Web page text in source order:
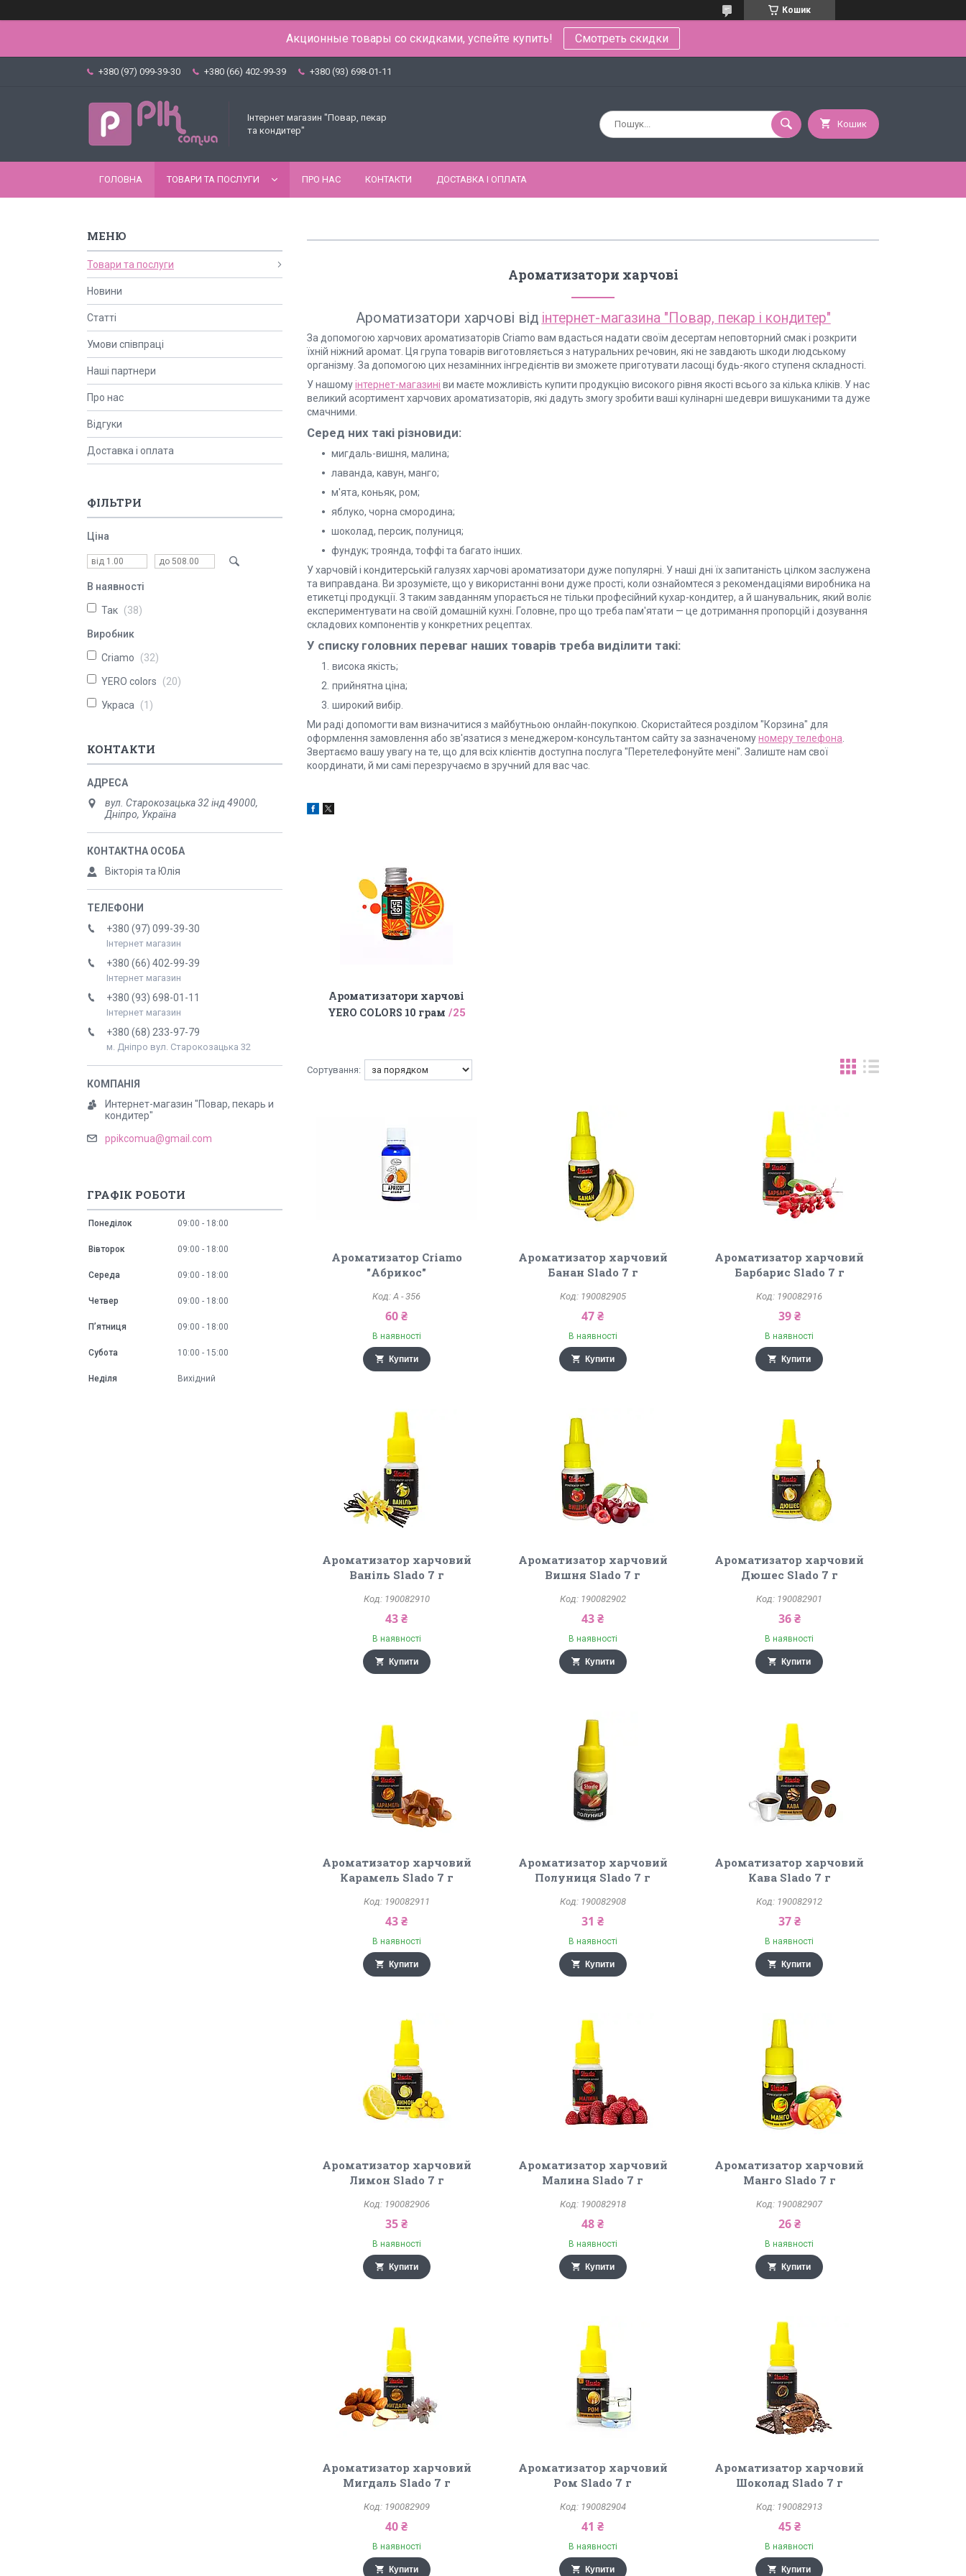
Кошик
Акционные товары со скидками, успейте купить! Смотреть скидки
+380 (97) 099-39-30 +380 (66) 402-99-39 +380 (93) 698-01-11
Інтернет магазин "Повар, пекар
та кондитер"
Кошик
ГОЛОВНА ТОВАРИ ТА ПОСЛУГИ ПРО НАС КОНТАКТИ ДОСТАВКА І ОПЛАТА
Ароматизатори харчові
Ароматизатори харчові від інтернет-магазина "Повар, пекар і кондитер"
За допомогою харчових ароматизаторів Criamo вам вдасться надати своїм десертам неповторний смак і розкрити
їхній ніжний аромат. Ця група товарів виготовляється з натуральних речовин, які не завдають шкоди людському
організму. За допомогою цих незамінних інгредієнтів ви зможете приготувати ласощі будь-якого ступеня складності.
У нашомуінтернет-магазині ви маєте можливість купити продукцію високого рівня якості всього за кілька кліків. У нас
великий асортимент харчових ароматизаторів, які дадуть змогу зробити ваші кулінарні шедеври вишуканими та дуже
смачними.
Серед них такі різновиди:
мигдаль-вишня, малина;
лаванда, кавун, манго;
м'ята, коньяк, ром;
яблуко, чорна смородина;
шоколад, персик, полуниця;
фундук; троянда, тоффі та багато інших.
У харчовій і кондитерській галузях харчові ароматизатори дуже популярні. У наші дні їх запитаність цілком заслужена
та виправдана. Ви зрозумієте, що у використанні вони дуже прості, коли ознайомтеся з рекомендаціями виробника на
етикетці продукції. З таким завданням упорається не тільки професійний кухар-кондитер, а й шанувальник, який воліє
експериментувати на своїй домашній кухні. Головне, про що треба пам'ятати — це дотримання пропорцій і дозування
складових компонентів у конкретних рецептах.
У списку головних переваг наших товарів треба виділити такі:
висока якість;
прийнятна ціна;
широкий вибір.
Ми раді допомогти вам визначитися з майбутньою онлайн-покупкою. Скористайтеся розділом "Корзина" для
оформлення замовлення або зв'язатися з менеджером-консультантом сайту за зазначеномуномеру телефона
Звертаємо вашу увагу на те, що для всіх клієнтів доступна послуга "Перетелефонуйте мені". Залиште нам свої
координати, й ми самі перезручаємо в зручний для вас час.
Ароматизатори харчові
YERO COLORS 10 грам 25
Ароматизатор Criamo
"Абрикос"
А - 356
60 ₴
В наявності
Купити
Ароматизатор харчовий
Банан Slado 7 г
190082905
47 ₴
В наявності
Купити
Ароматизатор харчовий
Барбарис Slado 7 г
190082916
39 ₴
В наявності
Купити
Ароматизатор харчовий
Ваніль Slado 7 г
190082910
43 ₴
В наявності
Купити
Ароматизатор харчовий
Вишня Slado 7 г
190082902
43 ₴
В наявності
Купити
Ароматизатор харчовий
Дюшес Slado 7 г
190082901
36 ₴
В наявності
Купити
Ароматизатор харчовий
Карамель Slado 7 г
190082911
43 ₴
В наявності
Купити
Ароматизатор харчовий
Полуниця Slado 7 г
190082908
31 ₴
В наявності
Купити
Ароматизатор харчовий
Кава Slado 7 г
190082912
37 ₴
В наявності
Купити
Ароматизатор харчовий
Лимон Slado 7 г
190082906
35 ₴
В наявності
Купити
Ароматизатор харчовий
Малина Slado 7 г
190082918
48 ₴
В наявності
Купити
Ароматизатор харчовий
Манго Slado 7 г
190082907
26 ₴
В наявності
Купити
Ароматизатор харчовий
Мигдаль Slado 7 г
190082909
40 ₴
В наявності
Купити
Ароматизатор харчовий
Ром Slado 7 г
190082904
41 ₴
В наявності
Купити
Ароматизатор харчовий
Шоколад Slado 7 г
190082913
45 ₴
В наявності
Купити
Товари та послуги
Новини
Статті
Умови співпраці
Наші партнери
Про нас
Відгуки
Доставка і оплата
ФІЛЬТРИ
Ціна
В наявності
Так 38
Виробник
Criamo 32
YERO colors 20
Украса 1
КОНТАКТИ
вул. Старокозацька 32 інд 49000,
Дніпро, Україна
Вікторія та Юлія
+380 (97) 099-39-30
Інтернет магазин
+380 (66) 402-99-39
Інтернет магазин
+380 (93) 698-01-11
Інтернет магазин
+380 (68) 233-97-79
м. Дніпро вул. Старокозацька 32
Интернет-магазин "Повар, пекарь и
кондитер"
ppikcomua@gmail.com
ГРАФІК РОБОТИ
Понеділок 09:00 18:00
Вівторок 09:00 18:00
Середа 09:00 18:00
Четвер 09:00 18:00
Пʼятниця 09:00 18:00
Субота 10:00 15:00
Неділя Вихідний